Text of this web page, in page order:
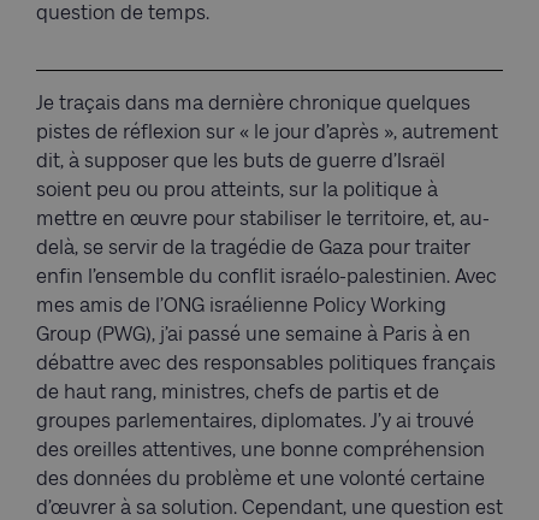
question de temps.
Je traçais dans ma dernière chronique quelques
pistes de réflexion sur « le jour d’après », autrement
dit, à supposer que les buts de guerre d’Israël
soient peu ou prou atteints, sur la politique à
mettre en œuvre pour stabiliser le territoire, et, au-
delà, se servir de la tragédie de Gaza pour traiter
enfin l’ensemble du conflit israélo-palestinien. Avec
mes amis de l’ONG israélienne Policy Working
Group (PWG), j’ai passé une semaine à Paris à en
débattre avec des responsables politiques français
de haut rang, ministres, chefs de partis et de
groupes parlementaires, diplomates. J’y ai trouvé
des oreilles attentives, une bonne compréhension
des données du problème et une volonté certaine
d’œuvrer à sa solution. Cependant, une question est